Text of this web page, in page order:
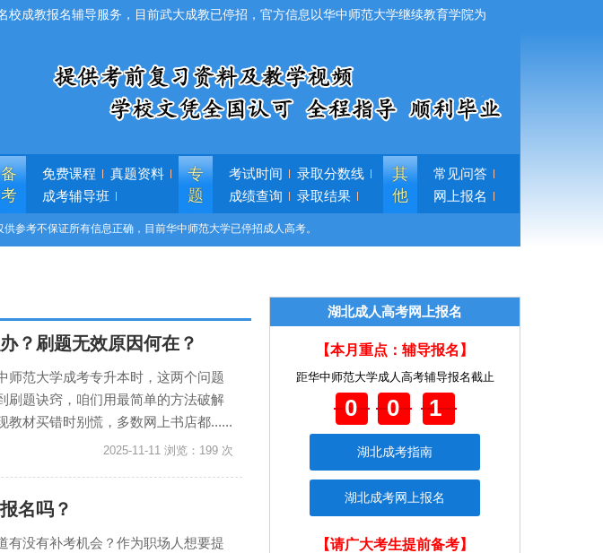
成教报名辅导服务，目前武大成教已停招，官方信息以华中师范大学继续教育学院为
备
考
免费课程
真题资料
成考辅导班
专
题
考试时间
录取分数线
成绩查询
录取结果
其
他
常见问答
网上报名
参考不保证所有信息正确，目前华中师范大学已停招成人高考。
？刷题无效原因何在？
师范大学成考专升本时，这两个问题
刷题诀窍，咱们用最简单的方法破解
教材买错时别慌，多数网上书店都......
2025-11-11 浏览：199 次
名吗？
有没有补考机会？作为职场人想要提
湖北成人高考网上报名
【本月重点：辅导报名】
距华中师范大学成人高考辅导报名截止
001
湖北成考指南
湖北成考网上报名
【请广大考生提前备考】